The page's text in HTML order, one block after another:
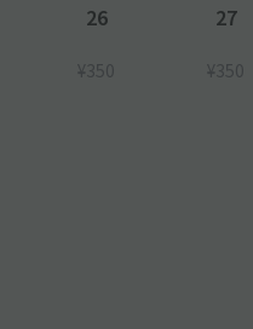
26
¥350
27
¥350